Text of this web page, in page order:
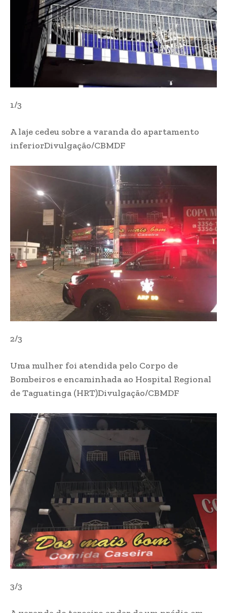
1/3
A laje cedeu sobre a varanda do apartamento
inferiorDivulgação/CBMDF
2/3
Uma mulher foi atendida pelo Corpo de
Bombeiros e encaminhada ao Hospital Regional
de Taguatinga (HRT)Divulgação/CBMDF
3/3